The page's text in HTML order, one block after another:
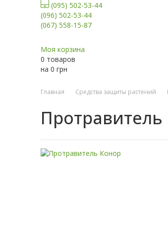
(095) 502-53-44
(096) 502-53-44
(067) 558-15-87
Моя корзина
0 товаров
на 0 грн
Главная Средства защиты растений